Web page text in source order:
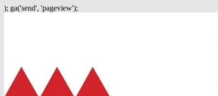
); ga('send', 'pageview');